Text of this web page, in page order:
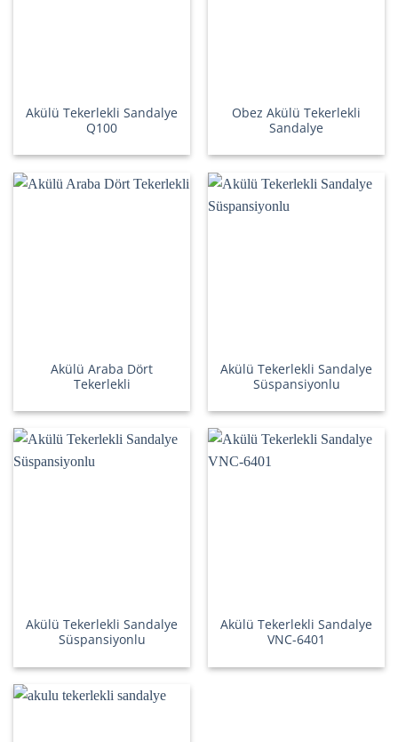
Akülü Tekerlekli Sandalye
Q100
Obez Akülü Tekerlekli
Sandalye
Akülü Araba Dört
Tekerlekli
Akülü Tekerlekli Sandalye
Süspansiyonlu
Akülü Tekerlekli Sandalye
Süspansiyonlu
Akülü Tekerlekli Sandalye
VNC-6401